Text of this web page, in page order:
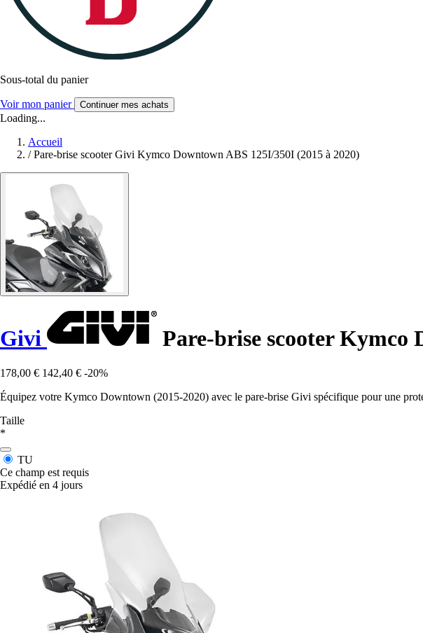
Sous-total du panier
Voir mon panier Continuer mes achats
Loading...
Accueil
/ Pare-brise scooter Givi Kymco Downtown ABS 125I/350I (2015 à 2020)
Givi Pare-brise scooter Kymco
178,00 € 142,40 € -20%
Équipez votre Kymco Downtown (2015-2020) avec le pare-brise Givi spécifique pour une
Taille
*
TU
Ce champ est requis
Expédié en 4 jours